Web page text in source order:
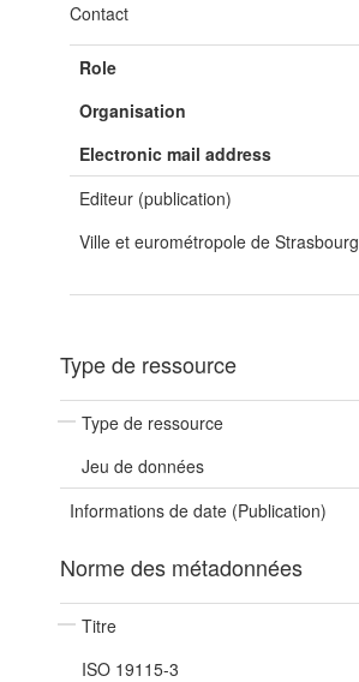
Contact
Role
Organisation
Electronic mail address
Editeur (publication)
Ville et eurométropole de Strasbourg
Type de ressource
Type de ressource
Jeu de données
Informations de date (Publication)
Norme des métadonnées
Titre
ISO 19115-3